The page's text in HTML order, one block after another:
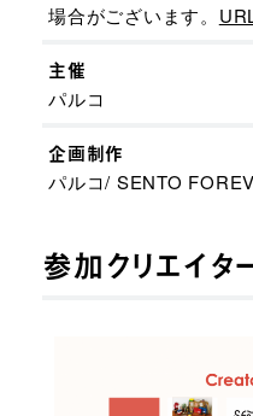
場合がございます。
主催
パルコ
企画制作
パルコ/ SENTO
参加クリエイタ